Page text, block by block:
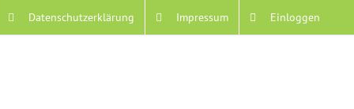
Datenschutzerklärung Impressum Einloggen